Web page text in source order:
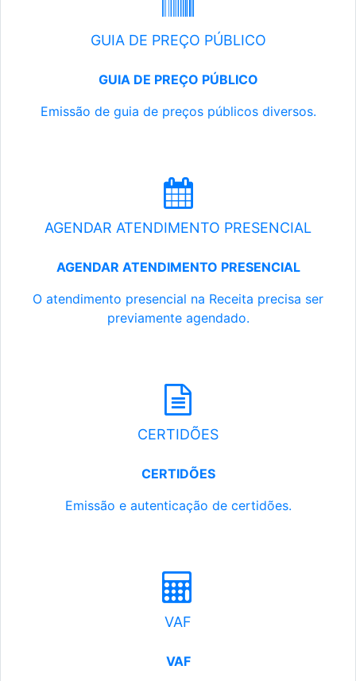
GUIA DE PREÇO PÚBLICO
GUIA DE PREÇO PÚBLICO
Emissão de guia de preços públicos diversos.
AGENDAR ATENDIMENTO PRESENCIAL
AGENDAR ATENDIMENTO PRESENCIAL
O atendimento presencial na Receita precisa ser
previamente agendado.
CERTIDÕES
CERTIDÕES
Emissão e autenticação de certidões.
VAF
VAF